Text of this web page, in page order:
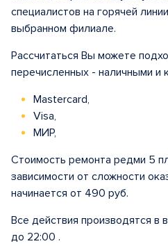
специалистов на горячей
выбранном филиале.
Рассчитаться Вы можете
перечисленных - наличными и
Mastercard,
Visa,
МИР,
Стоимость ремонта редми 5
зависимости от сложности
начинается от 490 руб.
Все действия производятся в
до 22:00 .